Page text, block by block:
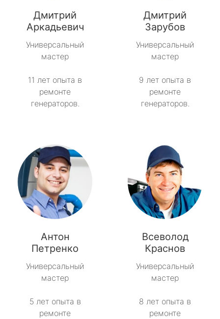
Дмитрий
Аркадьевич
Универсальный
мастер
11 лет опыта в
ремонте
генераторов.
Дмитрий
Зарубов
Универсальный
мастер
9 лет опыта в
ремонте
генераторов.
Антон
Петренко
Универсальный
мастер
5 лет опыта в
ремонте
Всеволод
Краснов
Универсальный
мастер
8 лет опыта в
ремонте